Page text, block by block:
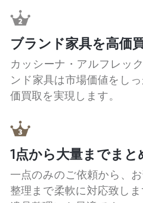
ブランド家具を高価
カッシーナ・アルフレッ
ンド家具は市場価値をし
価買取を実現します。
1点から大量までまと
一点のみのご依頼から、
整理まで柔軟に対応致し